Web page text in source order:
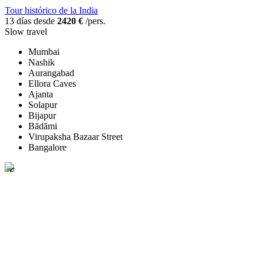
Tour histórico de la India
13 días desde 2420 € /pers.
Slow travel
Mumbai
Nashik
Aurangabad
Ellora Caves
Ajanta
Solapur
Bijapur
Bādāmi
Virupaksha Bazaar Street
Bangalore